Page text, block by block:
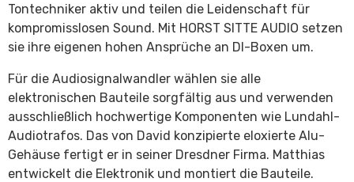
Tontechniker aktiv und teilen die Leidenschaft für
kompromisslosen Sound. Mit HORST SITTE AUDIO setzen
sie ihre eigenen hohen Ansprüche an DI-Boxen um.
Für die Audiosignalwandler wählen sie alle
elektronischen Bauteile sorgfältig aus und verwenden
ausschließlich hochwertige Komponenten wie Lundahl-
Audiotrafos. Das von David konzipierte eloxierte Alu-
Gehäuse fertigt er in seiner Dresdner Firma. Matthias
entwickelt die Elektronik und montiert die Bauteile.